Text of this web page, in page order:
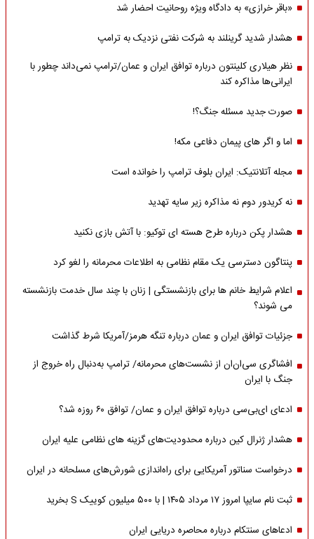
«باقر خرازی» به دادگاه ویژه روحانیت احضار شد
هشدار شدید گرینلند به شرکت نفتی نزدیک به ترامپ
نظر هیلاری کلینتون درباره توافق ایران و عمان/ترامپ نمی‌داند چطور با
ایرانی‌ها مذاکره کند
صورت جدید مسئله جنگ؟!
اما و اگر های پیمان دفاعی مکه!
مجله آتلانتیک: ایران بلوف ترامپ را خوانده است
نه کریدور دوم نه مذاکره زیر سایه تهدید
هشدار پکن درباره طرح هسته ای توکیو: با آتش بازی نکنید
پنتاگون دسترسی یک مقام نظامی به اطلاعات محرمانه را لغو کرد
اعلام شرایط خانم ها برای بازنشستگی | زنان با چند سال خدمت بازنشسته
می شوند؟
جزئیات توافق ایران و عمان درباره تنگه هرمز/آمریکا شرط گذاشت
افشاگری سی‌ان‌ان از نشست‌های محرمانه/ ترامپ به‌دنبال راه خروج از
جنگ با ایران
ادعای ای‌بی‌سی درباره توافق ایران و عمان/ توافق ۶۰ روزه شد؟
هشدار ژنرال کین درباره محدودیت‌های گزینه های نظامی علیه ایران
درخواست سناتور آمریکایی برای راه‌اندازی شورش‌های مسلحانه در ایران
ثبت نام سایپا امروز ۱۷ مرداد ۱۴۰۵ | با ۵۰۰ میلیون کوییک S بخرید
ادعاهای سنتکام درباره محاصره دریایی ایران